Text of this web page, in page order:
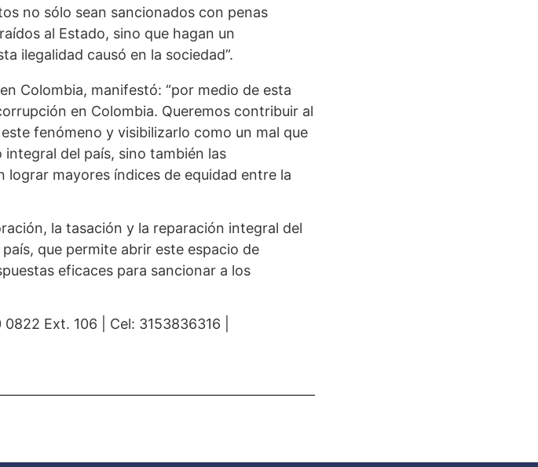
no sólo sean sancionados con penas
al Estado, sino que hagan un
ilegalidad causó en la sociedad”.
Colombia, manifestó: “por medio de esta
en Colombia. Queremos contribuir al
fenómeno y visibilizarlo como un mal que
del país, sino también las
lograr mayores índices de equidad entre la
la tasación y la reparación integral del
que permite abrir este espacio de
eficaces para sancionar a los
Ext. 106 | Cel: 3153836316 |